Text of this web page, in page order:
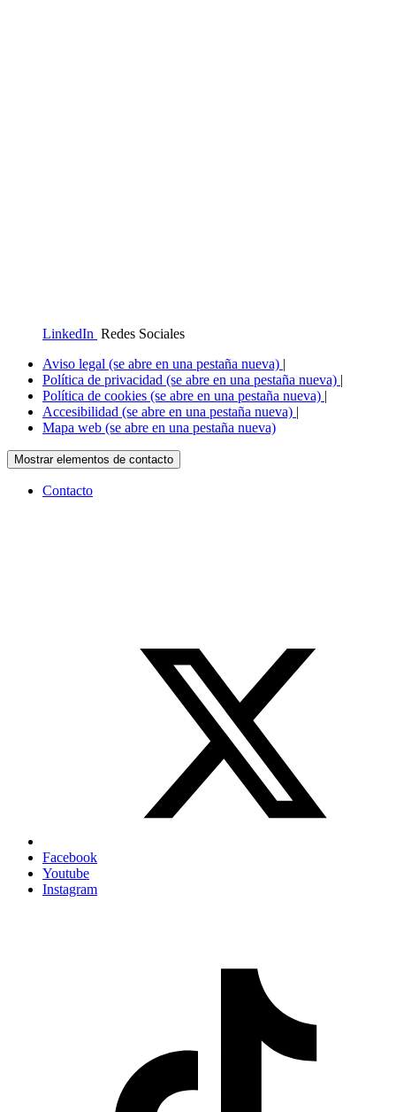
LinkedIn Redes Sociales
Aviso legal (se abre en una pestaña nueva) |
Política de privacidad (se abre en una pestaña nueva) |
Política de cookies (se abre en una pestaña nueva) |
Accesibilidad (se abre en una pestaña nueva) |
Mapa web (se abre en una pestaña nueva)
Mostrar elementos de contacto
Contacto
Facebook
Youtube
Instagram